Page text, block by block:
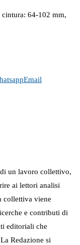
64-102 mm,
Email
un lavoro collettivo,
ai lettori analisi
collettiva viene
e contributi di
editoriali che
Redazione si